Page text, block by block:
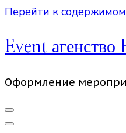
Перейти к
Event
Оформление